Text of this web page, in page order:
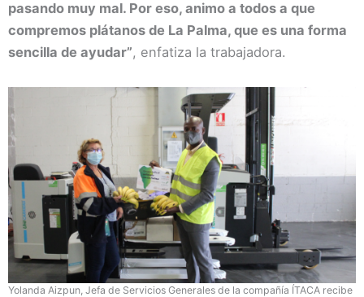
pasando muy mal. Por eso, animo a todos a que
compremos plátanos de La Palma, que es una forma
sencilla de ayudar”, enfatiza la trabajadora.
Yolanda Aizpun, Jefa de Servicios Generales de la compañía ÍTACA recibe